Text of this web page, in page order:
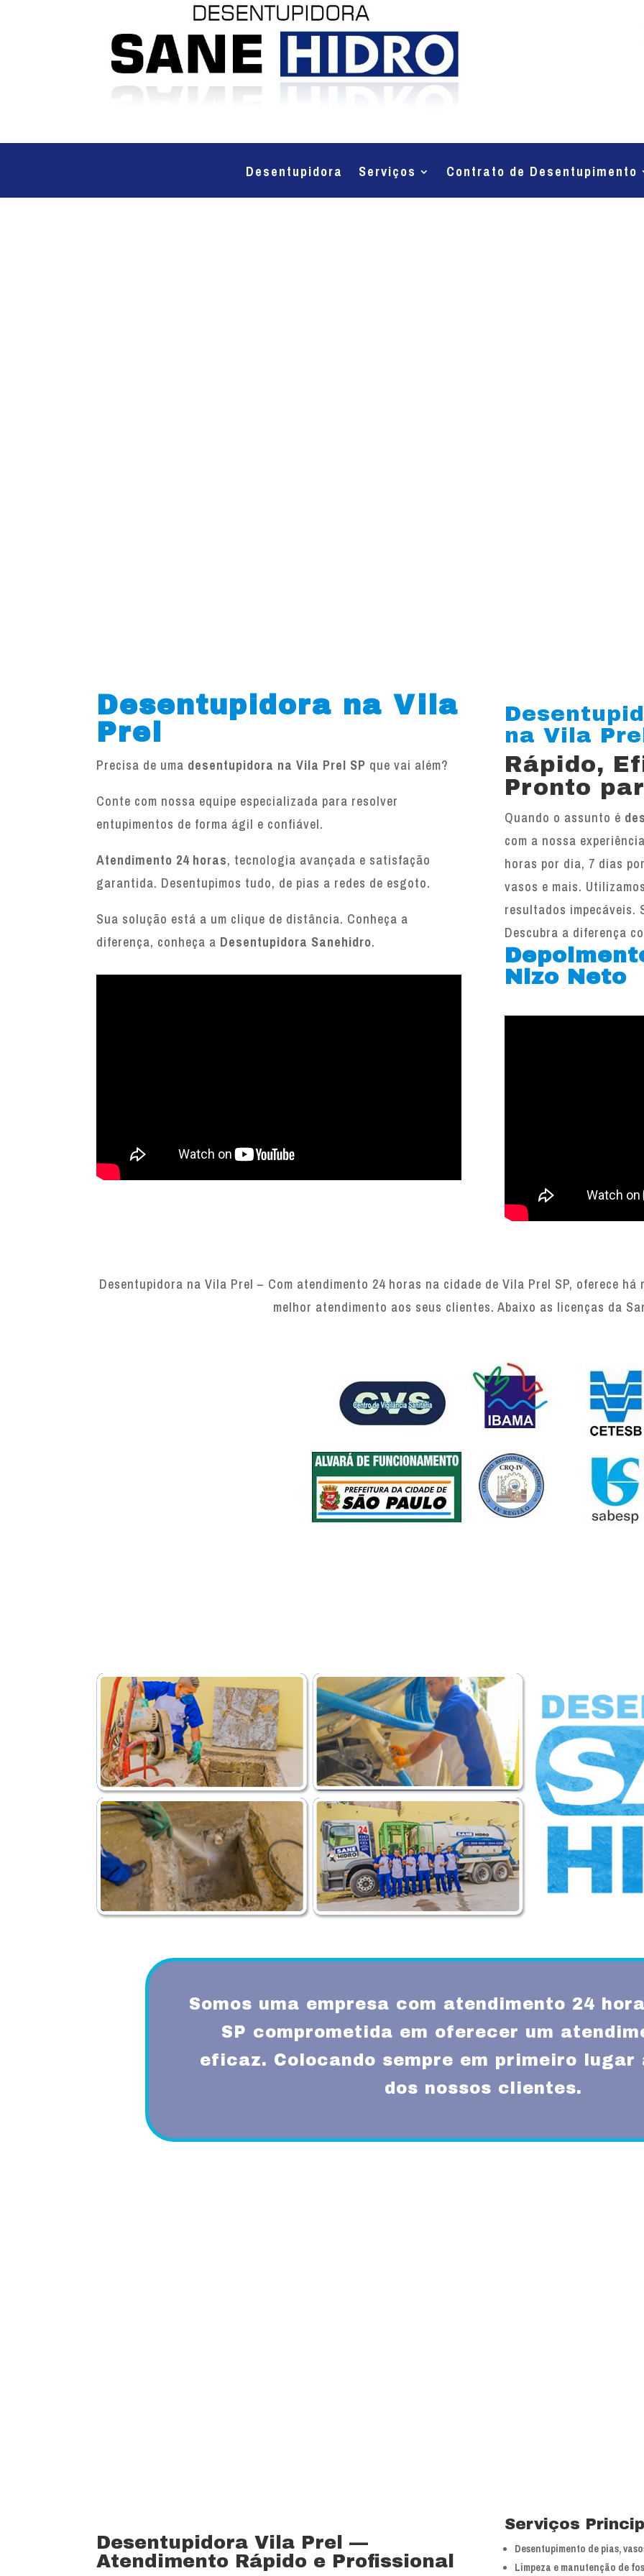
Desentupidora Serviços Contrato de Desentupimento
Desentupidora na Vila
Prel
Precisa de uma desentupidora na Vila Prel SP que vai além?
Conte com nossa equipe especializada para resolver
entupimentos de forma ágil e confiável.
Atendimento 24 horas, tecnologia avançada e satisfação
garantida. Desentupimos tudo, de pias a redes de esgoto.
Sua solução está a um clique de distância. Conheça a
diferença, conheça a Desentupidora Sanehidro.
na Vila
Rápido,
Pronto
Quando o assunto é
com a nossa
horas por dia, 7 dias
vasos e mais.
resultados impecáveis.
Descubra a diferença
Nizo Neto
Desentupidora na Vila Prel – Com atendimento 24 horas na cidade de Vila Prel SP, oferece
melhor atendimento aos seus clientes. Abaixo as licenças da
Somos uma empresa com atendimento 24
SP comprometida em oferecer um
eficaz. Colocando sempre em primeiro
dos nossos clientes.
Desentupidora Vila Prel —
Atendimento Rápido e Profissional
Serviços
Desentupimento de pias,
Limpeza e manutenção de